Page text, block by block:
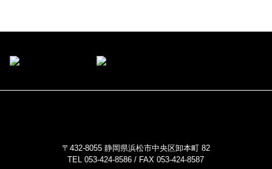
〒432-8055 静岡県浜松市中央区卸本町 82
TEL 053-424-8586 / FAX 053-424-8587